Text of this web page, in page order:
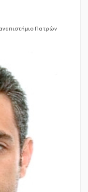
Πατρών